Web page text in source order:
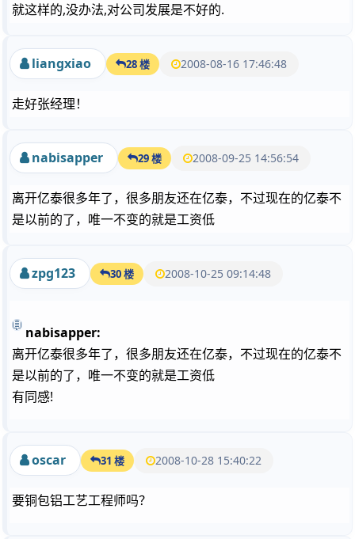
就这样的,没办法,对公司发展是不好的.
liangxiao 28 楼 2008-08-16 17:46:48
走好张经理！
nabisapper 29 楼 2008-09-25 14:56:54
离开亿泰很多年了，很多朋友还在亿泰，不过现在的亿泰不
是以前的了，唯一不变的就是工资低
zpg123 30 楼 2008-10-25 09:14:48
nabisapper:
离开亿泰很多年了，很多朋友还在亿泰，不过现在的亿泰不
是以前的了，唯一不变的就是工资低
有同感!
oscar 31 楼 2008-10-28 15:40:22
要铜包铝工艺工程师吗？